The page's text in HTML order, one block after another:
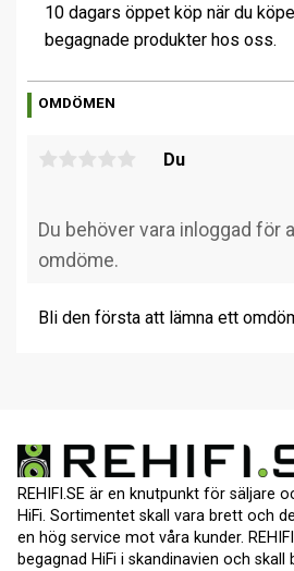
10 dagars öppet köp när du
begagnade produkter hos oss.
OMDÖMEN
Du
Bli den första att lämna ett
REHIFI.SE är en knutpunkt för säljare
HiFi. Sortimentet skall vara brett och
en hög service mot våra kunder.
begagnad HiFi i skandinavien och